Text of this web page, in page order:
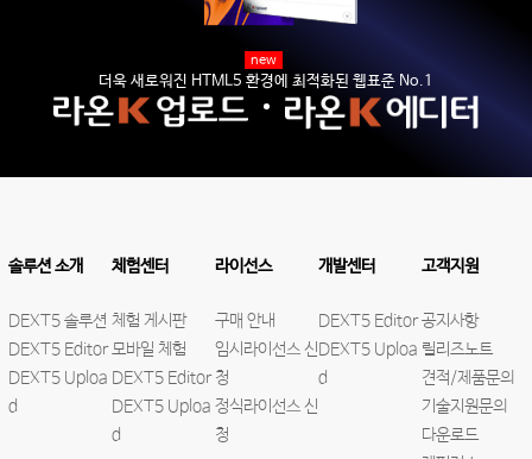
new
더욱 새로워진 HTML5 환경에 최적화된 웹표준 No.1
솔루션 소개
DEXT5 솔루션
DEXT5 Editor
DEXT5 Uploa
d
체험센터
체험 게시판
모바일 체험
DEXT5 Editor
DEXT5 Uploa
d
라이선스
구매 안내
임시라이선스 신
청
정식라이선스 신
청
개발센터
DEXT5 Editor
DEXT5 Uploa
d
고객지원
공지사항
릴리즈노트
견적/제품문의
기술지원문의
다운로드